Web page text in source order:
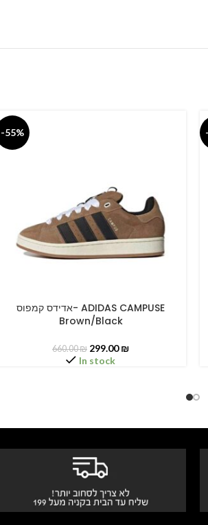
-55%
SELECT OPTIONS
אדידס קמפוס- ADIDAS CAMPUSE
Brown/Black
660.00₪ 299.00₪
In stock